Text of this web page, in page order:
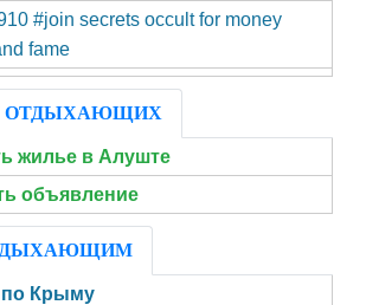
#join secrets occult for money
fame
ОТДЫХАЮЩИХ
жилье в Алуште
объявление
по Крыму